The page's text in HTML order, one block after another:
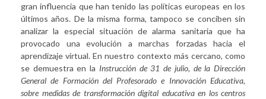
gran influencia que han tenido las políticas europeas en los
últimos años. De la misma forma, tampoco se conciben sin
analizar la especial situación de alarma sanitaria que ha
provocado una evolución a marchas forzadas hacia el
aprendizaje virtual. En nuestro contexto más cercano, como
se demuestra en la Instrucción de 31 de julio, de la Dirección
General de Formación del Profesorado e Innovación Educativa,
sobre medidas de transformación digital educativa en los centros